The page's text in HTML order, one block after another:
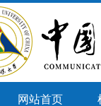
网站首页